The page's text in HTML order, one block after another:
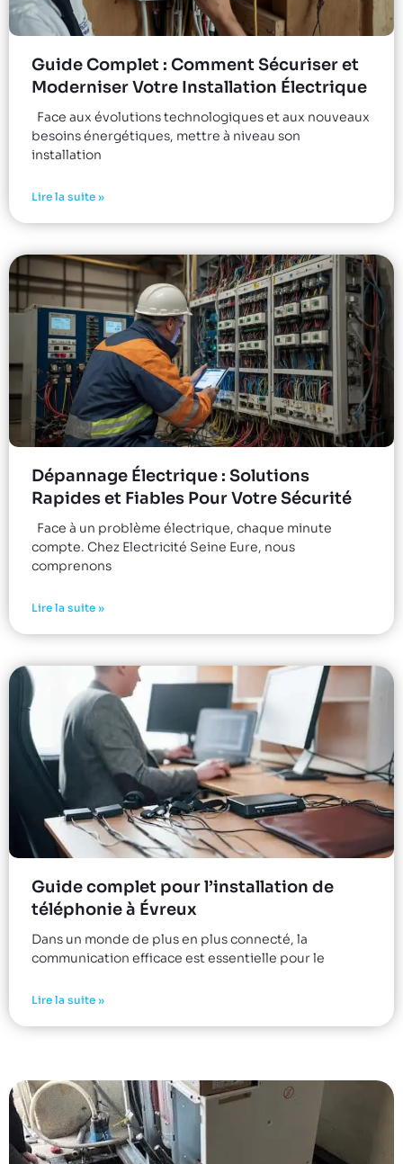
Guide Complet : Comment Sécuriser et
Moderniser Votre Installation Électrique
Face aux évolutions technologiques et aux nouveaux
besoins énergétiques, mettre à niveau son
installation
Lire la suite »
Dépannage Électrique : Solutions
Rapides et Fiables Pour Votre Sécurité
Face à un problème électrique, chaque minute
compte. Chez Electricité Seine Eure, nous
comprenons
Lire la suite »
Guide complet pour l’installation de
téléphonie à Évreux
Dans un monde de plus en plus connecté, la
communication efficace est essentielle pour le
Lire la suite »